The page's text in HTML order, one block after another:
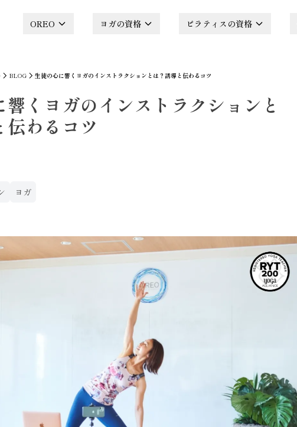
OREO ヨガの資格 ピラティスの資格
BLOG 生徒の心に響くヨガのインストラクションとは？誘導と伝わるコツ
くヨガのインストラクションと
伝わるコツ
ヨガ